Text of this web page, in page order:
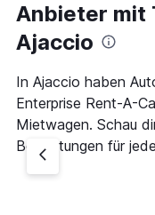
Anbieter mit
Ajaccio
In Ajaccio haben
Enterprise Rent-A-
Mietwagen. Schau
Bewertungen für